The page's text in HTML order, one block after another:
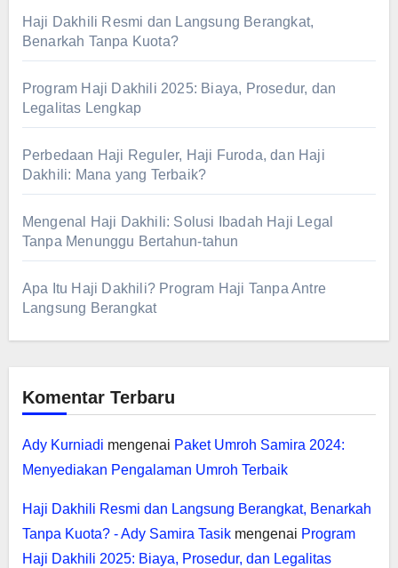
Haji Dakhili Resmi dan Langsung Berangkat,
Benarkah Tanpa Kuota?
Program Haji Dakhili 2025: Biaya, Prosedur, dan
Legalitas Lengkap
Perbedaan Haji Reguler, Haji Furoda, dan Haji
Dakhili: Mana yang Terbaik?
Mengenal Haji Dakhili: Solusi Ibadah Haji Legal
Tanpa Menunggu Bertahun-tahun
Apa Itu Haji Dakhili? Program Haji Tanpa Antre
Langsung Berangkat
Komentar Terbaru
Ady Kurniadi mengenai Paket Umroh Samira 2024:
Menyediakan Pengalaman Umroh Terbaik
Haji Dakhili Resmi dan Langsung Berangkat, Benarkah
Tanpa Kuota? - Ady Samira Tasikmengenai Program
Haji Dakhili 2025: Biaya, Prosedur, dan Legalitas